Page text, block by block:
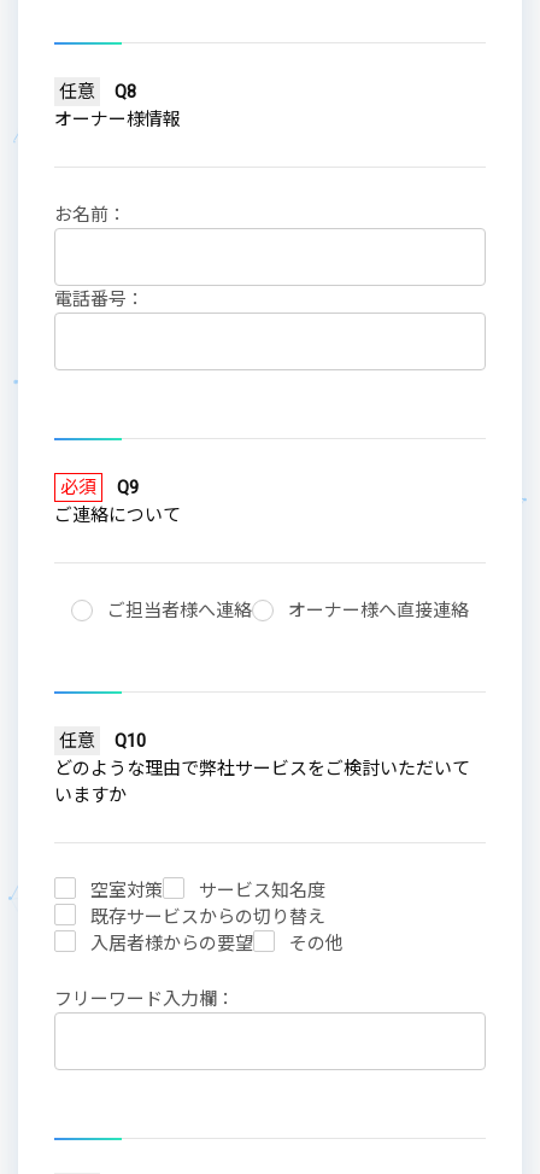
任意
Q8
オーナー様情報
お名前：
電話番号：
必須
Q9
ご連絡について
ご担当者様へ連絡 オーナー様へ直接連絡
任意
Q10
どのような理由で弊社サービスをご検討いただいて
いますか
空室対策
サービス知名度
既存サービスからの切り替え
入居者様からの要望
その他
フリーワード入力欄：